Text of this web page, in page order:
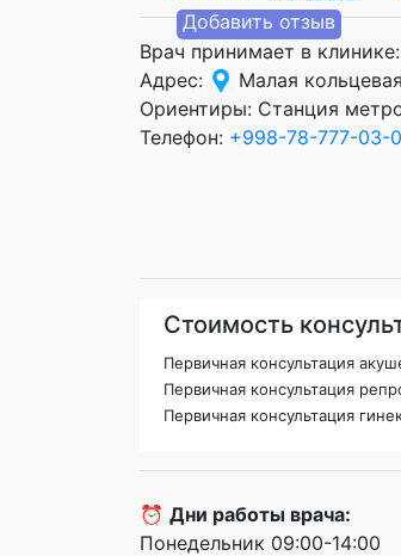
Добавить отзыв
Врач принимает в клинике:
Адрес:
Малая
Ориентиры: Станция
Телефон: +998-78-777-03-
Стоимость
Первичная консультация
Первичная консультация
Первичная консультация
⏰ Дни работы врача:
Понедельник 09:00-14:00